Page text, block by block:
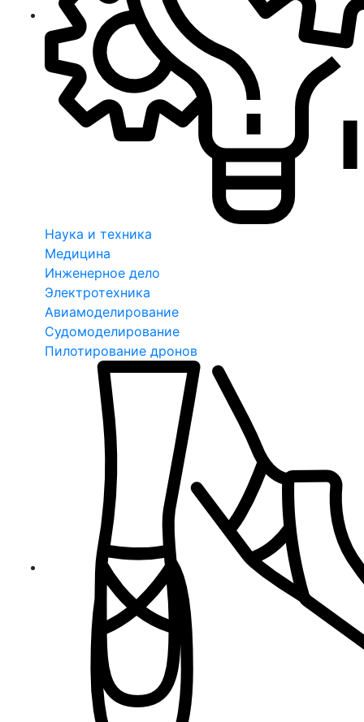
Наука и техника
Медицина
Инженерное дело
Электротехника
Авиамоделирование
Судомоделирование
Пилотирование дронов